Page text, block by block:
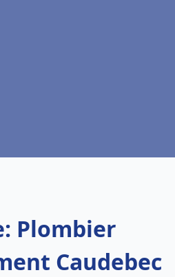
Plombier
Caudebec